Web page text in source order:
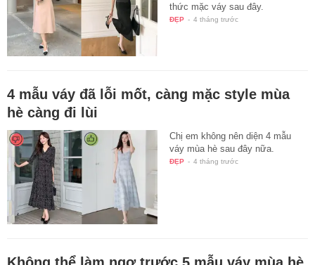
thức mặc váy sau đây.
ĐẸP - 4 tháng trước
4 mẫu váy đã lỗi mốt, càng mặc style mùa
hè càng đi lùi
Chị em không nên diện 4 mẫu
váy mùa hè sau đây nữa.
ĐẸP - 4 tháng trước